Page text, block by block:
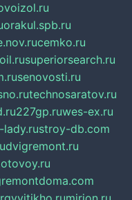
orakul.spb.ru
cemko.ru
superiorsearch.ru
senovosti.ru
technosaratov.ru
227gp.ruwes-ex.ru
lady.rustroy-db.com
dvigremont.ru
remontdoma.com